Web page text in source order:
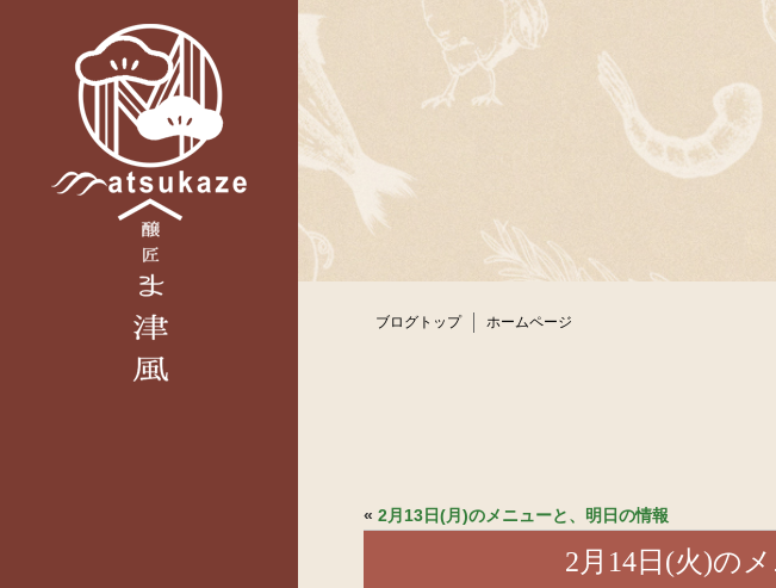
ブログトップ ホームページ
« 2月13日(月)のメニューと、明日の情報
2月14日(火)の